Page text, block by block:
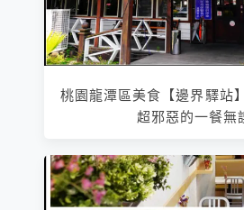
桃園龍潭區美食【邊界驛站
超邪惡的一餐無